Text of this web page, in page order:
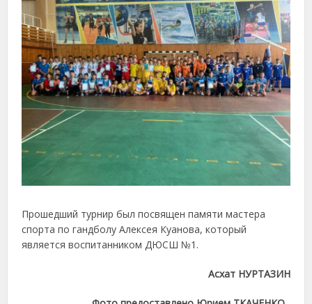
Прошедший турнир был посвящен памяти мастера
спорта по гандболу Алексея Куанова, который
является воспитанником ДЮСШ №1.
Асхат НУРТАЗИН